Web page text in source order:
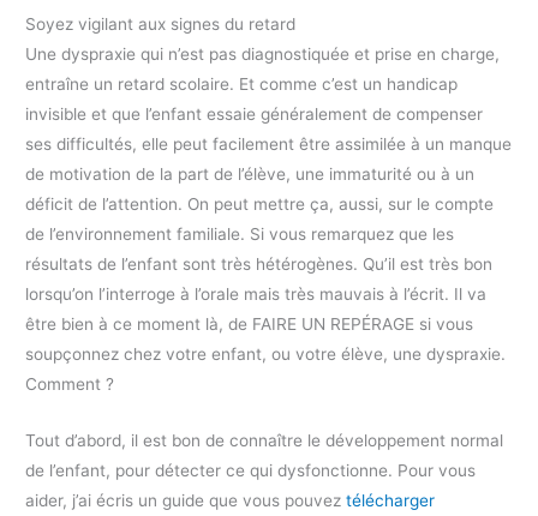
Soyez vigilant aux signes du retard
Une dyspraxie qui n’est pas diagnostiquée et prise en charge,
entraîne un retard scolaire. Et comme c’est un handicap
invisible et que l’enfant essaie généralement de compenser
ses difficultés, elle peut facilement être assimilée à un manque
de motivation de la part de l’élève, une immaturité ou à un
déficit de l’attention. On peut mettre ça, aussi, sur le compte
de l’environnement familiale. Si vous remarquez que les
résultats de l’enfant sont très hétérogènes. Qu’il est très bon
lorsqu’on l’interroge à l’orale mais très mauvais à l’écrit. Il va
être bien à ce moment là, de FAIRE UN REPÉRAGE si vous
soupçonnez chez votre enfant, ou votre élève, une dyspraxie.
Comment ?
Tout d’abord, il est bon de connaître le développement normal
de l’enfant, pour détecter ce qui dysfonctionne. Pour vous
aider, j’ai écris un guide que vous pouveztélécharger